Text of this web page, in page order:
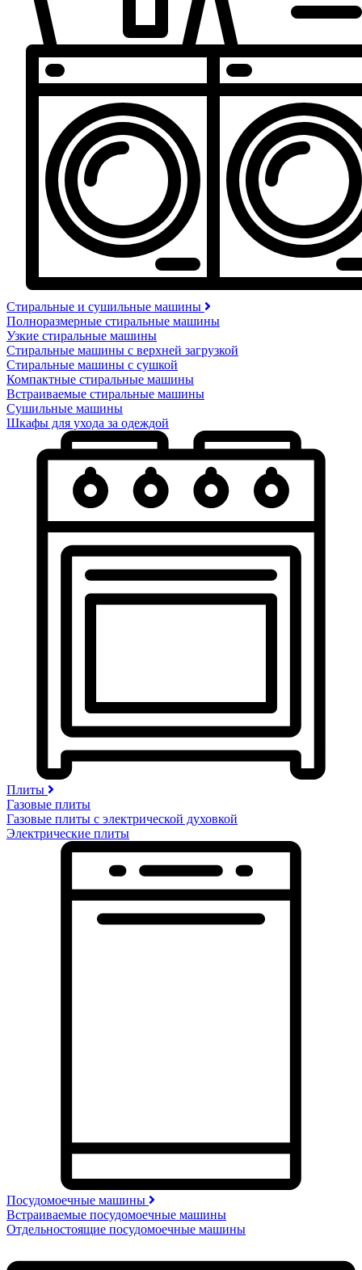
Стиральные и сушильные машины
Полноразмерные стиральные машины
Узкие стиральные машины
Стиральные машины с верхней загрузкой
Стиральные машины с сушкой
Компактные стиральные машины
Встраиваемые стиральные машины
Сушильные машины
Шкафы для ухода за одеждой
Плиты
Газовые плиты
Газовые плиты с электрической духовкой
Электрические плиты
Посудомоечные машины
Встраиваемые посудомоечные машины
Отдельностоящие посудомоечные машины